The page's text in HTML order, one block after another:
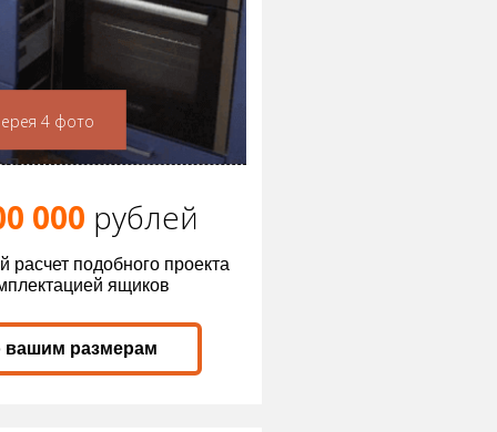
4 фото
вашим размерам
расчет подобного проекта
ящиков
000 рублей